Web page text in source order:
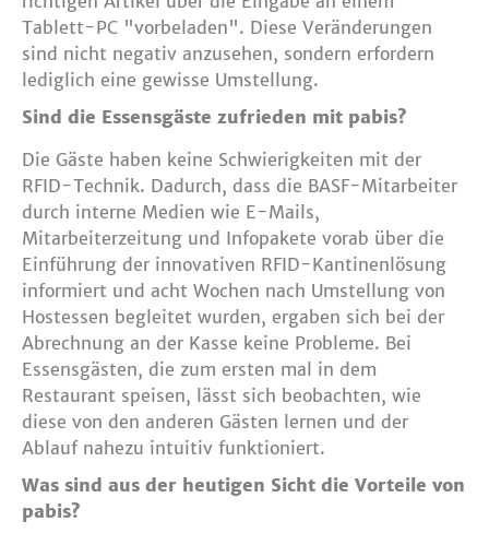
Tablett-PC "vorbeladen". Diese Veränderungen
sind nicht negativ anzusehen, sondern erfordern
lediglich eine gewisse Umstellung.
Sind die Essensgäste zufrieden mit pabis?
Die Gäste haben keine Schwierigkeiten mit der
RFID-Technik. Dadurch, dass die BASF-Mitarbeiter
durch interne Medien wie E-Mails,
Mitarbeiterzeitung und Infopakete vorab über die
Einführung der innovativen RFID-Kantinenlösung
informiert und acht Wochen nach Umstellung von
Hostessen begleitet wurden, ergaben sich bei der
Abrechnung an der Kasse keine Probleme. Bei
Essensgästen, die zum ersten mal in dem
Restaurant speisen, lässt sich beobachten, wie
diese von den anderen Gästen lernen und der
Ablauf nahezu intuitiv funktioniert.
Was sind aus der heutigen Sicht die Vorteile von
pabis?